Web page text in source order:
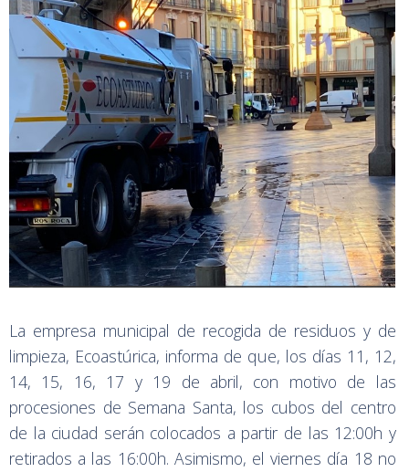
La empresa municipal de recogida de residuos y de
limpieza, Ecoastúrica, informa de que, los días 11, 12,
14, 15, 16, 17 y 19 de abril, con motivo de las
procesiones de Semana Santa, los cubos del centro
de la ciudad serán colocados a partir de las 12:00h y
retirados a las 16:00h. Asimismo, el viernes día 18 no